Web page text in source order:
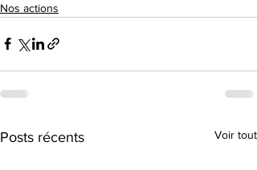
Nos actions
Posts récents Voir tout